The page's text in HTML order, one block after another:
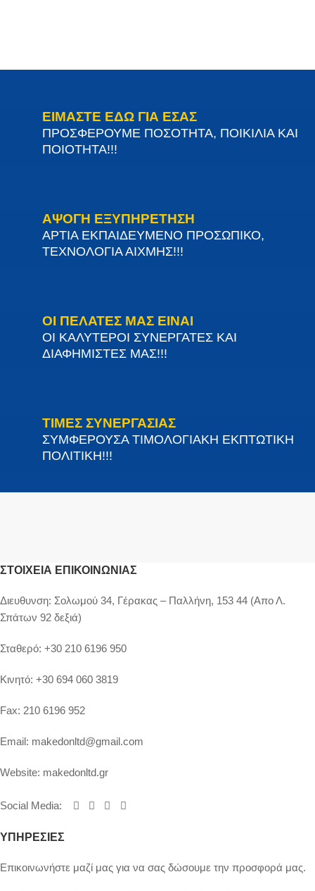
ΕΙΜΑΣΤΕ ΕΔΩ ΓΙΑ ΕΣΑΣ
ΠΡΟΣΦΕΡΟΥΜΕ ΠΟΣΟΤΗΤΑ, ΠΟΙΚΙΛΙΑ ΚΑΙ
ΠΟΙΟΤΗΤΑ!!!
ΑΨΟΓΗ ΕΞΥΠΗΡΕΤΗΣΗ
ΑΡΤΙΑ ΕΚΠΑΙΔΕΥΜΕΝΟ ΠΡΟΣΩΠΙΚΟ,
ΤΕΧΝΟΛΟΓΙΑ ΑΙΧΜΗΣ!!!
ΟΙ ΠΕΛΑΤΕΣ ΜΑΣ ΕΙΝΑΙ
ΟΙ ΚΑΛΥΤΕΡΟΙ ΣΥΝΕΡΓΑΤΕΣ ΚΑΙ
ΔΙΑΦΗΜΙΣΤΕΣ ΜΑΣ!!!
ΤΙΜΕΣ ΣΥΝΕΡΓΑΣΙΑΣ
ΣΥΜΦΕΡΟΥΣΑ ΤΙΜΟΛΟΓΙΑΚΗ ΕΚΠΤΩΤΙΚΗ
ΠΟΛΙΤΙΚΗ!!!
ΣΤΟΙΧΕΊΑ ΕΠΙΚΟΙΝΩΝΊΑΣ
Διευθυνση: Σολωμού 34, Γέρακας – Παλλήνη, 153 44 (Απο Λ.
Σπάτων 92 δεξιά)
Σταθερό: +30 210 6196 950
Κινητό: +30 694 060 3819
Fax: 210 6196 952
Email: makedonltd@gmail.com
Website: makedonltd.gr
Social Media:
ΥΠΗΡΕΣΙΕΣ
Επικοινωνήστε μαζί μας για να σας δώσουμε την προσφορά μας.